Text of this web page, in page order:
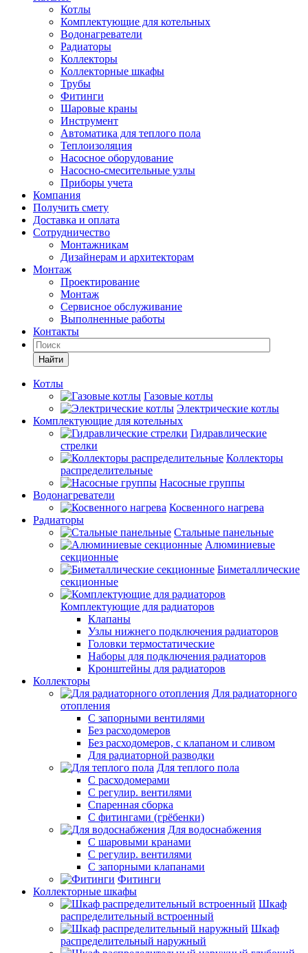
Котлы
Комплектующие для котельных
Водонагреватели
Радиаторы
Коллекторы
Коллекторные шкафы
Трубы
Фитинги
Шаровые краны
Инструмент
Автоматика для теплого пола
Теплоизоляция
Насосное оборудование
Насосно-смесительные узлы
Приборы учета
Компания
Получить смету
Доставка и оплата
Сотрудничество
Монтажникам
Дизайнерам и архитекторам
Монтаж
Проектирование
Монтаж
Сервисное обслуживание
Выполненные работы
Контакты
Найти
Котлы
Газовые котлы
Электрические котлы
Комплектующие для котельных
Гидравлические
стрелки
Коллекторы
распределительные
Насосные группы
Водонагреватели
Косвенного нагрева
Радиаторы
Стальные панельные
Алюминиевые
секционные
Биметаллические
секционные
Комплектующие для радиаторов
Клапаны
Узлы нижнего подключения радиаторов
Головки термостатические
Наборы для подключения радиаторов
Кронштейны для радиаторов
Коллекторы
Для радиаторного
отопления
С запорными вентилями
Без расходомеров
Без расходомеров, с клапаном и сливом
Для радиаторной разводки
Для теплого пола
C расходомерами
С регулир. вентилями
Спаренная сборка
С фитингами (грёбенки)
Для водоснабжения
С шаровыми кранами
С регулир. вентилями
С запорными клапанами
Фитинги
Коллекторные шкафы
Шкаф
распределительный встроенный
Шкаф
распределительный наружный